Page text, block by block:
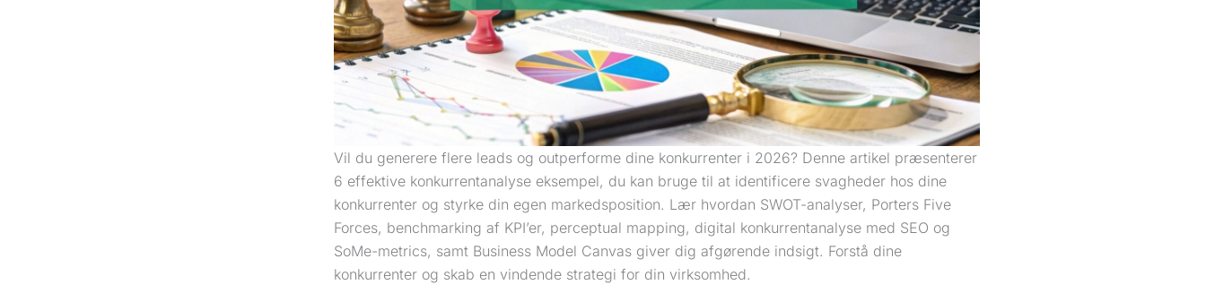
Vil du generere flere leads og outperforme dine konkurrenter i 2026? Denne artikel præsenterer
6 effektive konkurrentanalyse eksempel, du kan bruge til at identificere svagheder hos dine
konkurrenter og styrke din egen markedsposition. Lær hvordan SWOT-analyser, Porters Five
Forces, benchmarking af KPI’er, perceptual mapping, digital konkurrentanalyse med SEO og
SoMe-metrics, samt Business Model Canvas giver dig afgørende indsigt. Forstå dine
konkurrenter og skab en vindende strategi for din virksomhed.